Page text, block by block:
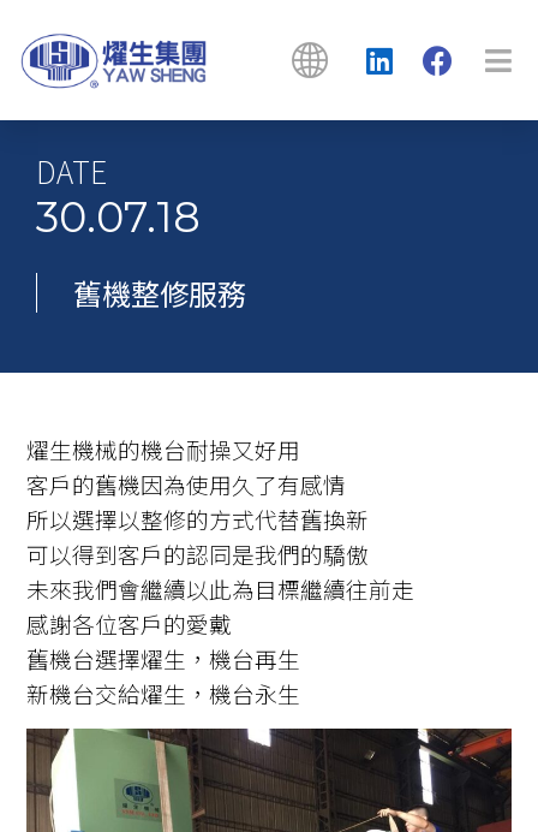
DATE
30.07.18
舊機整修服務
燿生機械的機台耐操又好用
客戶的舊機因為使用久了有感情
所以選擇以整修的方式代替舊換新
可以得到客戶的認同是我們的驕傲
未來我們會繼續以此為目標繼續往前走
感謝各位客戶的愛戴
舊機台選擇燿生，機台再生
新機台交給燿生，機台永生